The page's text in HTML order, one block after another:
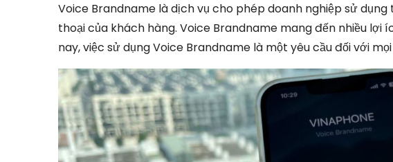
Voice Brandname là dịch vụ cho phép doanh nghiệp sử
thoại của khách hàng. Voice Brandname mang đến nhiều
nay, việc sử dụng Voice Brandname là một yêu cầu đối với